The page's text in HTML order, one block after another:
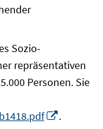
Sozio-
repräsentativen
Personen. Sie
.